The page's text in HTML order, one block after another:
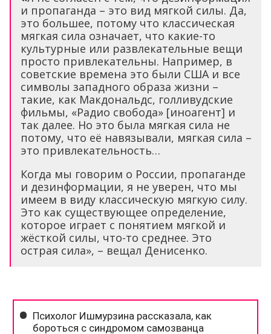
и пропаганда – это вид мягкой силы. Да,
это большее, потому что классическая
мягкая сила означает, что какие-то
культурные или развлекательные вещи
просто привлекательны. Например, в
советские времена это были США и все
символы западного образа жизни –
такие, как Макдональдс, голливудские
фильмы, «Радио свобода» [иноагент] и
так далее. Но это была мягкая сила не
потому, что её навязывали, мягкая сила –
это привлекательность…
Когда мы говорим о России, пропаганде
и дезинформации, я не уверен, что мы
имеем в виду классическую мягкую силу.
Это как существующее определение,
которое играет с понятием мягкой и
жёсткой силы, что-то среднее. Это
острая сила», – вещал Денисенко.